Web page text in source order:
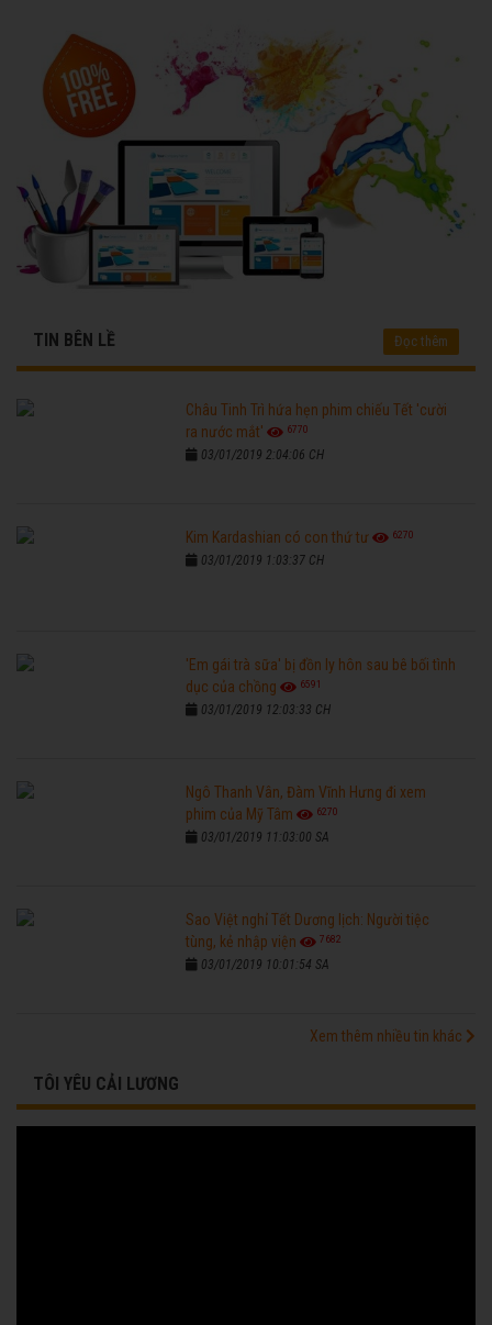
TIN BÊN LỀ Đọc thêm
Châu Tinh Trì hứa hẹn phim chiếu Tết 'cười
ra nước mắt'
6770
03/01/2019 2:04:06 CH
Kim Kardashian có con thứ tư 6270
03/01/2019 1:03:37 CH
'Em gái trà sữa' bị đồn ly hôn sau bê bối tình
dục của chồng
6591
03/01/2019 12:03:33 CH
Ngô Thanh Vân, Đàm Vĩnh Hưng đi xem
phim của Mỹ Tâm
6270
03/01/2019 11:03:00 SA
Sao Việt nghỉ Tết Dương lịch: Người tiệc
tùng, kẻ nhập viện
7682
03/01/2019 10:01:54 SA
Xem thêm nhiều tin khác
TÔI YÊU CẢI LƯƠNG